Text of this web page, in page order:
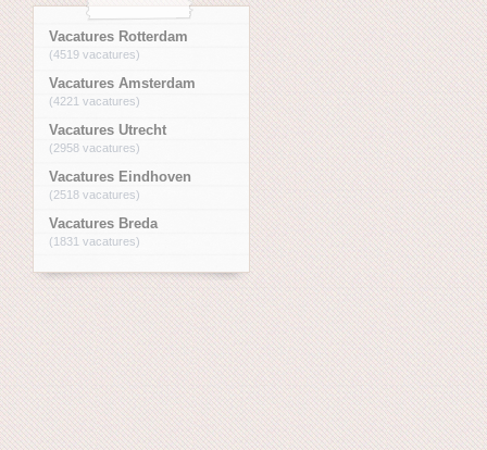
Vacatures Rotterdam
(4519 vacatures)
Vacatures Amsterdam
(4221 vacatures)
Vacatures Utrecht
(2958 vacatures)
Vacatures Eindhoven
(2518 vacatures)
Vacatures Breda
(1831 vacatures)